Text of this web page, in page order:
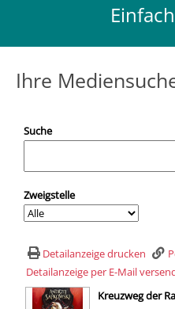
Ihre
Suche
Zweigstelle
Detailanzeige drucken
Detailanzeige per E-Mail
wird in neuem
Kreuzweg der